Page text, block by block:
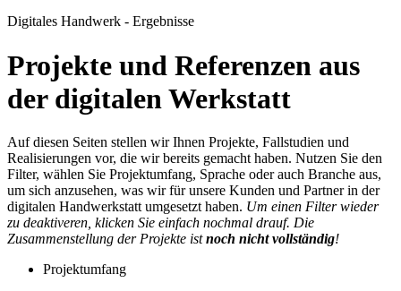
Digitales Handwerk - Ergebnisse
Projekte und Referenzen aus
der digitalen Werkstatt
Auf diesen Seiten stellen wir Ihnen Projekte, Fallstudien und
Realisierungen vor, die wir bereits gemacht haben. Nutzen Sie den
Filter, wählen Sie Projektumfang, Sprache oder auch Branche aus,
um sich anzusehen, was wir für unsere Kunden und Partner in der
digitalen Handwerkstatt umgesetzt haben. Um einen Filter wieder
zu deaktiveren, klicken Sie einfach nochmal drauf. Die
Zusammenstellung der Projekte istnoch nicht vollständig!
Projektumfang